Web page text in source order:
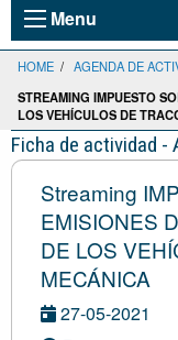
Menu
HOME / AGENDA DE
STREAMING IMPUESTO
LOS VEHÍCULOS DE
Ficha de actividad -
Streaming
EMISIONES
DE LOS
MECÁNICA
27-05-2021